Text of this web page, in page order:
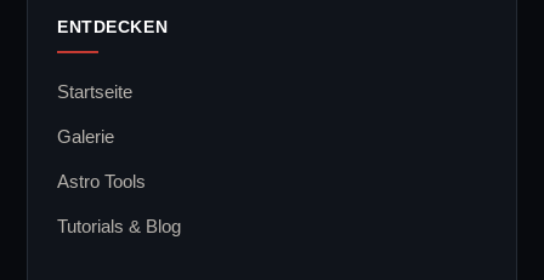
ENTDECKEN
Startseite
Galerie
Astro Tools
Tutorials & Blog